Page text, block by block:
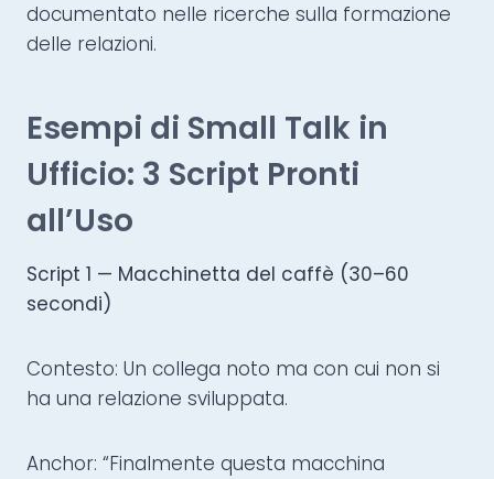
documentato nelle ricerche sulla formazione
delle relazioni.
Esempi di Small Talk in
Ufficio: 3 Script Pronti
all’Uso
Script 1 — Macchinetta del caffè (30–60
secondi)
Contesto: Un collega noto ma con cui non si
ha una relazione sviluppata.
Anchor: “Finalmente questa macchina